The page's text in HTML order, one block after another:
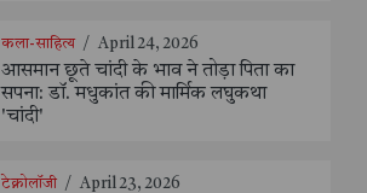
कला-साहित्य / April 24, 2026
आसमान छूते चांदी के भाव ने तोड़ा पिता का
सपना: डॉ. मधुकांत की मार्मिक लघुकथा
'चांदी'
टेक्नोलॉजी / April 23, 2026